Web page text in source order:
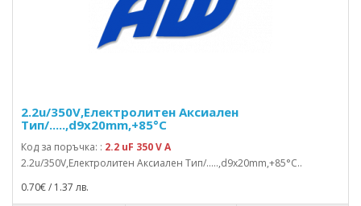
2.2u/350V,Електролитен Аксиален
Тип/.....,d9x20mm,+85°C
Код за поръчка: : 2.2 uF 350 V A
2.2u/350V,Електролитен Аксиален Тип/.....,d9x20mm,+85°C..
0.70€ / 1.37 лв.